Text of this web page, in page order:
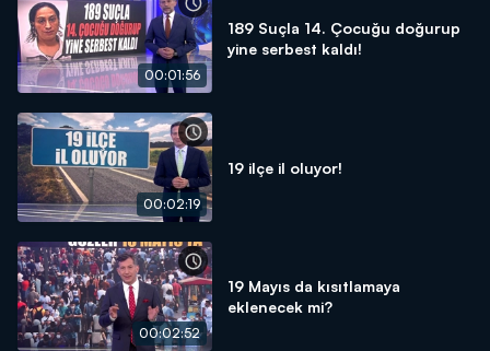
00:01:56
189 Suçla 14. Çocuğu doğurup
yine serbest kaldı!
00:02:19
19 ilçe il oluyor!
00:02:52
19 Mayıs da kısıtlamaya
eklenecek mi?